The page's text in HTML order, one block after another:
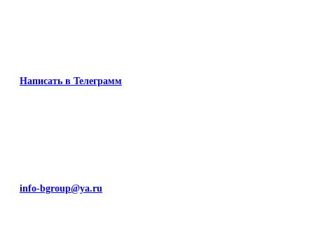
Написать в Телеграмм
info-bgroup@ya.ru